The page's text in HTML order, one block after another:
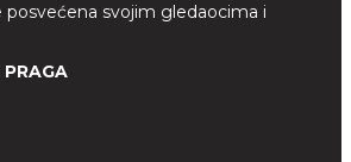
posvećena svojim gledaocima i
PRAGA